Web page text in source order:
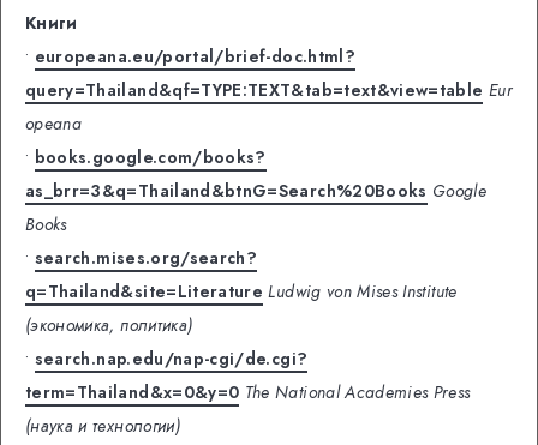
Книги
• europeana.eu/portal/brief-doc.html?
query=Thailand&qf=TYPE:TEXT&tab=text&view=table Eur
opeana
• books.google.com/books?
as_brr=3&q=Thailand&btnG=Search%20Books Google
Books
• search.mises.org/search?
q=Thailand&site=Literature Ludwig von Mises Institute
(экономика, политика)
• search.nap.edu/nap-cgi/de.cgi?
term=Thailand&x=0&y=0 The National Academies Press
(наука и технологии)